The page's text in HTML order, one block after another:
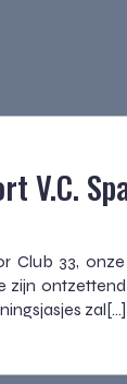
V.C.
Club 33,
zijn
zal[…]